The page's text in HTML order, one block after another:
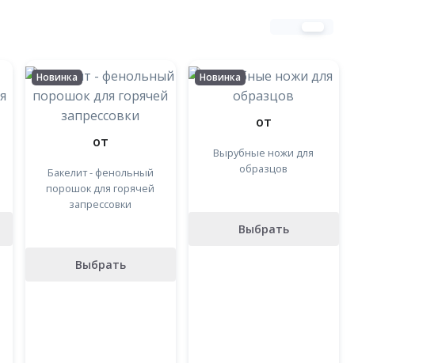
Новинка
от
Бакелит - фенольный
порошок для горячей
запрессовки
Выбрать
Новинка
от
Вырубные ножи для
образцов
Выбрать